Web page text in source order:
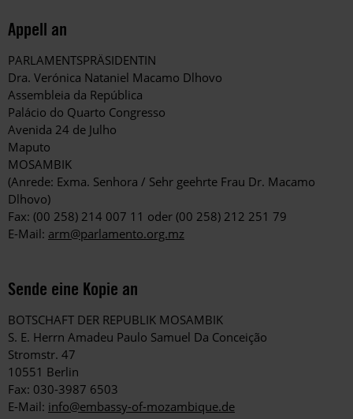
Appell an
PARLAMENTSPRÄSIDENTIN
Dra. Verónica Nataniel Macamo Dlhovo
Assembleia da República
Palácio do Quarto Congresso
Avenida 24 de Julho
Maputo
MOSAMBIK
(Anrede: Exma. Senhora / Sehr geehrte Frau Dr. Macamo
Dlhovo)
Fax: (00 258) 214 007 11 oder (00 258) 212 251 79
E-Mail: arm@parlamento.org.mz
Sende eine Kopie an
BOTSCHAFT DER REPUBLIK MOSAMBIK
S. E. Herrn Amadeu Paulo Samuel Da Conceição
Stromstr. 47
10551 Berlin
Fax: 030-3987 6503
E-Mail: info@embassy-of-mozambique.de